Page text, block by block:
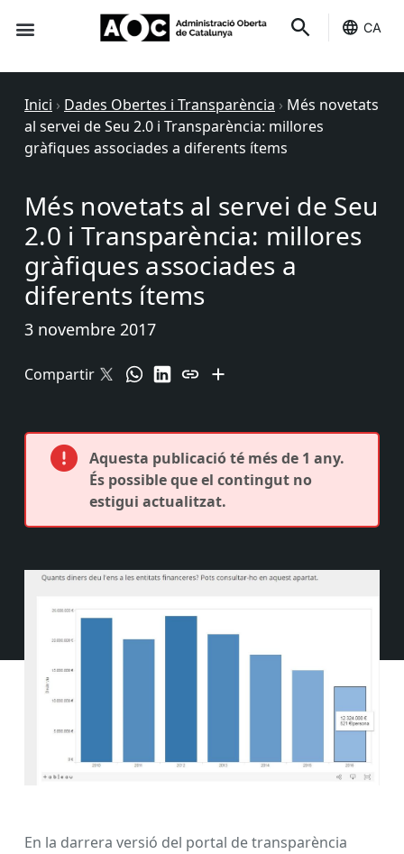
CA
Inici › Dades Obertes i Transparència › Més novetats
al servei de Seu 2.0 i Transparència: millores
gràfiques associades a diferents ítems
Més novetats al servei de Seu
2.0 i Transparència: millores
gràfiques associades a
diferents ítems
3 novembre 2017
Compartir
Aquesta publicació té més de 1 any.
És possible que el contingut no
estigui actualitzat.
En la darrera versió del portal de transparència